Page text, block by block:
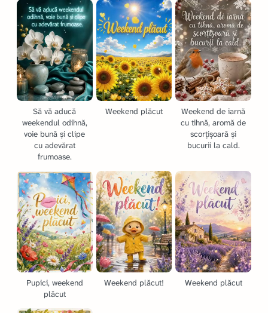
Să vă aducă
weekendul odihnă,
voie bună și clipe
cu adevărat
frumoase.
Weekend plăcut
Weekend de iarnă
cu tihnă, aromă de
scorțișoară și
bucurii la cald.
Pupici, weekend
plăcut
Weekend plăcut! Weekend plăcut